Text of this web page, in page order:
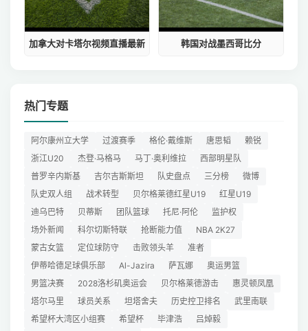
加拿大对卡塔尔视频直播最新 韩国对战墨西哥比分
热门专题
阿尔康州立大学 过渡赛季 格伦·戴维斯 唐思韬
赖锐
浙江U20
杰登·马格马 马丁·奥利维拉
西部明星队
普罗辛内斯基
吉尔吉斯斯坦 队史盘点 三分榜
微博
队史双人组
战术转型 贝尔格莱德红星U19
红星U19
迪乌巴特
贝蒂斯 团队篮球 托尼·阿伦
监护权
场外新闻
科尔切斯特联 抢断能力值
NBA 2K27
蒙古女篮
定位球防守 击败领头羊
准者
伊蒂哈德足球俱乐部
Al-Jazira 萨瓦娜
奥运男篮
男篮决赛
2028洛杉矶奥运会 贝尔格莱德游击
惠灵顿凤凰
塔尔马里
球员关系 坦塔舍夫 历史控卫排名
武里南联
希望杯大湾区小组赛
希望杯 毕津浩
吕焯毅